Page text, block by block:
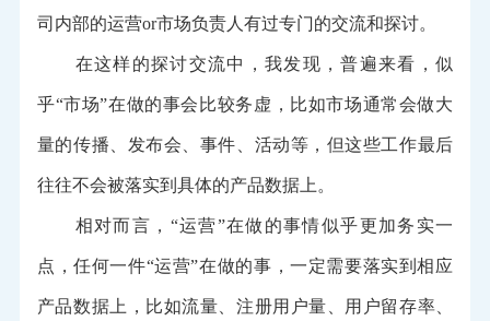
司内部的运营or市场负责人有过专门的交流和探讨。
在这样的探讨交流中，我发现，普遍来看，似
乎“市场”在做的事会比较务虚，比如市场通常会做大
量的传播、发布会、事件、活动等，但这些工作最后
往往不会被落实到具体的产品数据上。
相对而言，“运营”在做的事情似乎更加务实一
点，任何一件“运营”在做的事，一定需要落实到相应
产品数据上，比如流量、注册用户量、用户留存率、